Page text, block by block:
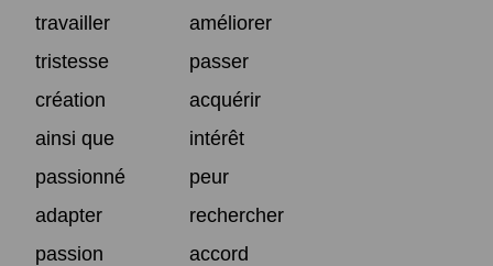
travailler
améliorer
tristesse
passer
création
acquérir
ainsi que
intérêt
passionné
peur
adapter
rechercher
passion
accord